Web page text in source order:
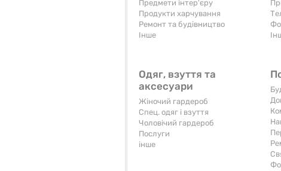
Предмети інтер'єру
Продукти харчування
Ремонт та будівництво
Iнше
Одяг, взуття та
аксесуари
Жіночий гардероб
Спец. одяг і взуття
Чоловічий гардероб
Послуги
інше